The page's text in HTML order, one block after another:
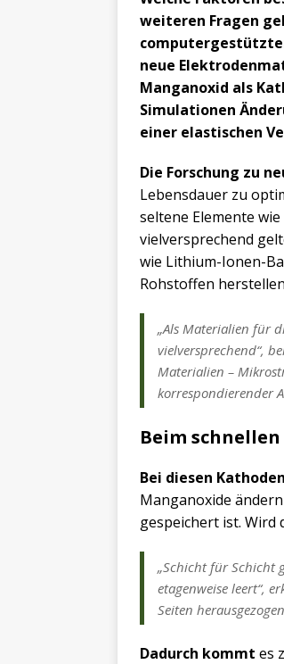
weiteren Fragen
neue
Manganoxid als
Simulationen
einer elastischen
Die Forschung zu
Lebensdauer zu
seltene Elemente
vielversprechend
wie Lithium-Ionen-
Rohstoffen
„Als Materialien für
vielversprechend“,
Materialien –
korrespondierender
Beim
Bei diesen
Manganoxide
gespeichert ist. Wird
„Schicht für Schicht
etagenweise leert“,
Seiten
Dadurch kommt es